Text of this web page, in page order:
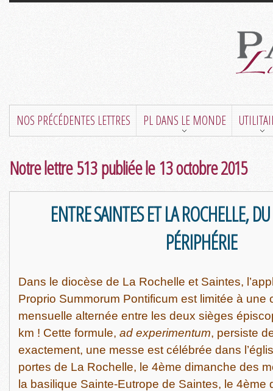
NOS PRÉCÉDENTES LETTRES PL DANS LE MONDE
Notre lettre 513 publiée le 13 octobre 2015
ENTRE SAINTES ET LA ROCHELLE,
PÉRIPHÉRIE
Dans le diocèse de La Rochelle et Saintes,
Proprio Summorum Pontificum est limitée à une
mensuelle alternée entre les deux sièges
km ! Cette formule, ad experimentum, persiste
exactement, une messe est célébrée dans
portes de La Rochelle, le 4ème dimanche des
la basilique Sainte-Eutrope de Saintes, le 4ème